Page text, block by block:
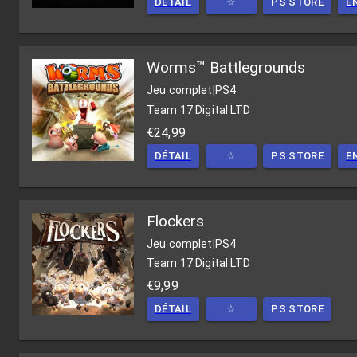
Worms™ Battlegrounds
Jeu complet PS4
Team 17 Digital LTD
€24,99
DÉTAIL ☆ PS STORE
Flockers
Jeu complet|PS4
Team 17 Digital LTD
€9,99
DÉTAIL ☆ PS STORE